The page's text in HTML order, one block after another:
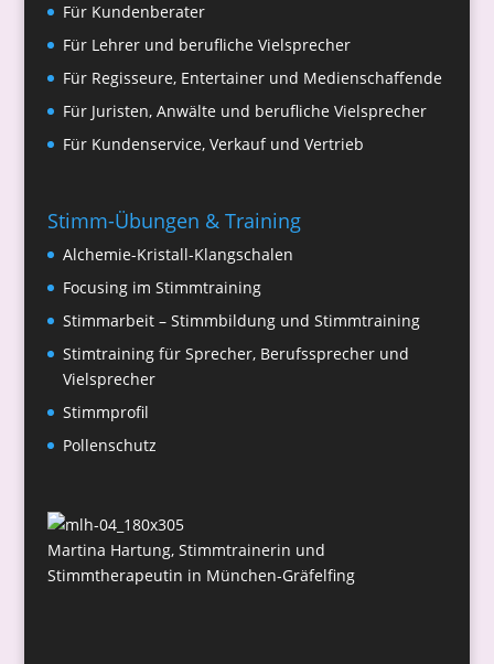
Für Kundenberater
Für Lehrer und berufliche Vielsprecher
Für Regisseure, Entertainer und Medienschaffende
Für Juristen, Anwälte und berufliche Vielsprecher
Für Kundenservice, Verkauf und Vertrieb
Stimm-Übungen & Training
Alchemie-Kristall-Klangschalen
Focusing im Stimmtraining
Stimmarbeit – Stimmbildung und Stimmtraining
Stimtraining für Sprecher, Berufssprecher und
Vielsprecher
Stimmprofil
Pollenschutz
Martina Hartung, Stimmtrainerin und
Stimmtherapeutin in München-Gräfelfing